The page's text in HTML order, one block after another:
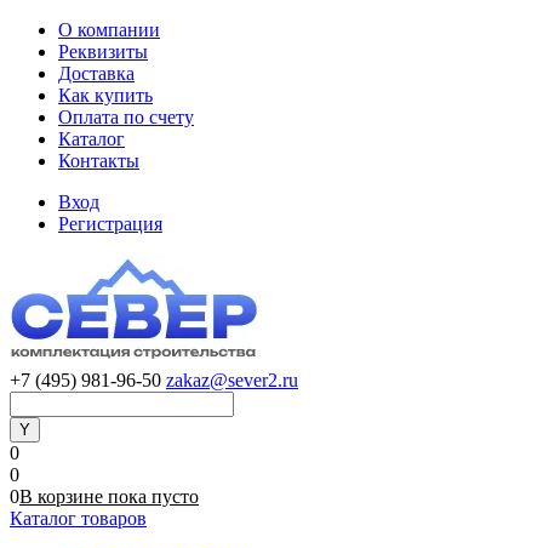
О компании
Реквизиты
Доставка
Как купить
Оплата по счету
Каталог
Контакты
Вход
Регистрация
+7 (495) 981-96-50 zakaz@sever2.ru
0
0
0В корзине пока пусто
Каталог товаров